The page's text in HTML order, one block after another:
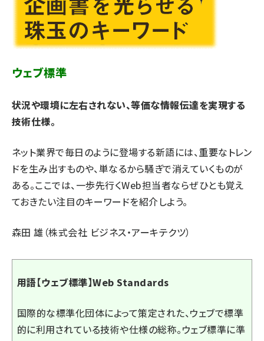
ウェブ標準
状況や環境に左右されない、等価な情報伝達を実現する
技術仕様。
ネット業界で毎日のように登場する新語には、重要なトレン
ドを生み出すものや、単なるから騒ぎで消えていくものが
ある。ここでは、一歩先行くWeb担当者ならぜひとも覚え
ておきたい注目のキーワードを紹介しよう。
森田 雄（株式会社 ビジネス・アーキテクツ）
用語【ウェブ標準】Web Standards
国際的な標準化団体によって策定された、ウェブで標準
的に利用されている技術や仕様の総称。ウェブ標準に準